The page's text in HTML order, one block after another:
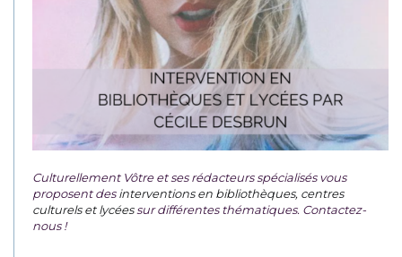
Culturellement Vôtre et ses rédacteurs spécialisés vous
proposent desinterventions en bibliothèques, centres
culturels et lycéessur différentes thématiques. Contactez-
nous !